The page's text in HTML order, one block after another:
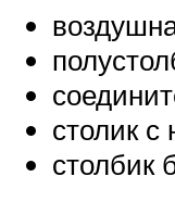
столик с
столбик